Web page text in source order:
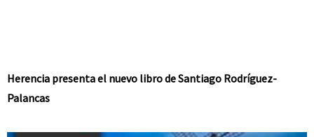
Herencia presenta el nuevo libro de Santiago Rodríguez-
Palancas